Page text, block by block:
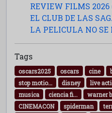
REVIEW FILMS 2026
EL CLUB DE LAS
LA PELICULA NO
Tags
oscars2025 oscars cine
stop motio...
disney live
musica
ciencia fi... warner
CINEMACON
spiderman